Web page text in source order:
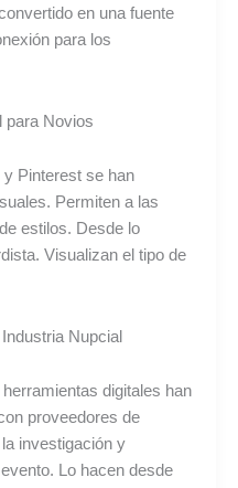
en una fuente
para los
para Novios
Pinterest se han
Permiten a las
estilos. Desde lo
Visualizan el tipo de
Nupcial
digitales han
proveedores de
investigación y
Lo hacen desde